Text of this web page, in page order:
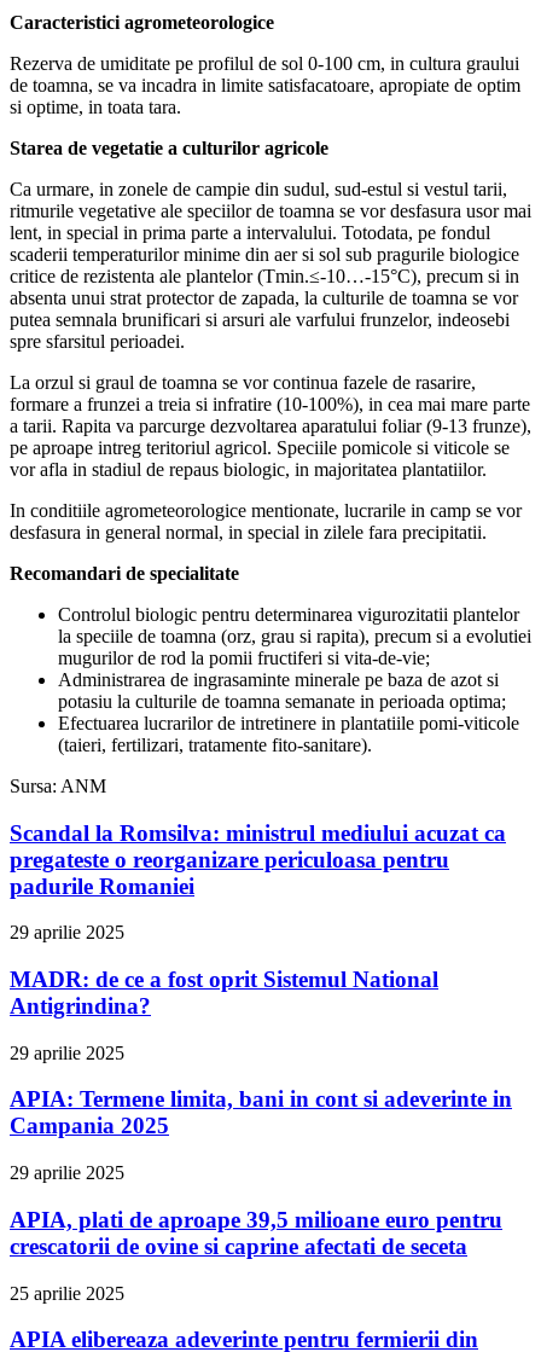
Caracteristici agrometeorologice
Rezerva de umiditate pe profilul de sol 0-100 cm, in cultura graului
de toamna, se va incadra in limite satisfacatoare, apropiate de optim
si optime, in toata tara.
Starea de vegetatie a culturilor agricole
Ca urmare, in zonele de campie din sudul, sud-estul si vestul tarii,
ritmurile vegetative ale speciilor de toamna se vor desfasura usor mai
lent, in special in prima parte a intervalului. Totodata, pe fondul
scaderii temperaturilor minime din aer si sol sub pragurile biologice
critice de rezistenta ale plantelor (Tmin.≤-10…-15°C), precum si in
absenta unui strat protector de zapada, la culturile de toamna se vor
putea semnala brunificari si arsuri ale varfului frunzelor, indeosebi
spre sfarsitul perioadei.
La orzul si graul de toamna se vor continua fazele de rasarire,
formare a frunzei a treia si infratire (10-100%), in cea mai mare parte
a tarii. Rapita va parcurge dezvoltarea aparatului foliar (9-13 frunze),
pe aproape intreg teritoriul agricol. Speciile pomicole si viticole se
vor afla in stadiul de repaus biologic, in majoritatea plantatiilor.
In conditiile agrometeorologice mentionate, lucrarile in camp se vor
desfasura in general normal, in special in zilele fara precipitatii.
Recomandari de specialitate
Controlul biologic pentru determinarea vigurozitatii plantelor
la speciile de toamna (orz, grau si rapita), precum si a evolutiei
mugurilor de rod la pomii fructiferi si vita-de-vie;
Administrarea de ingrasaminte minerale pe baza de azot si
potasiu la culturile de toamna semanate in perioada optima;
Efectuarea lucrarilor de intretinere in plantatiile pomi-viticole
(taieri, fertilizari, tratamente fito-sanitare).
Sursa: ANM
Scandal la Romsilva: ministrul mediului acuzat ca
pregateste o reorganizare periculoasa pentru
padurile Romaniei
29 aprilie 2025
MADR: de ce a fost oprit Sistemul National
Antigrindina?
29 aprilie 2025
APIA: Termene limita, bani in cont si adeverinte in
Campania 2025
29 aprilie 2025
APIA, plati de aproape 39,5 milioane euro pentru
crescatorii de ovine si caprine afectati de seceta
25 aprilie 2025
APIA elibereaza adeverinte pentru fermierii din